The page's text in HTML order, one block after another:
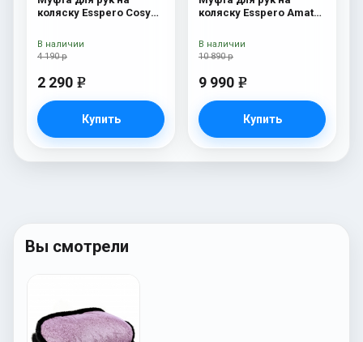
коляску Esspero Cosy
4 190 р
2 290 e
Купить
В наличии
коляску Esspero Amato
10 890 р
9 990 e
Купить
В наличии
Вы смотрели